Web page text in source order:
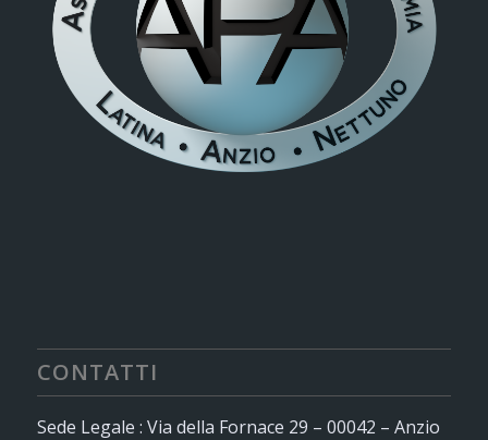
CONTATTI
Sede Legale : Via della Fornace 29 – 00042 – Anzio